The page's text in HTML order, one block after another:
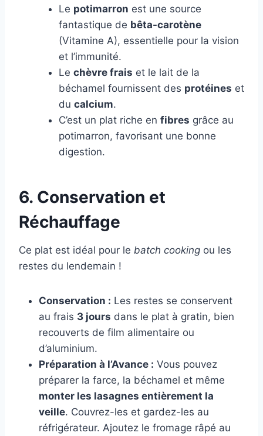
Le potimarron est une source
fantastique de bêta-carotène
(Vitamine A), essentielle pour la vision
et l’immunité.
Le chèvre frais et le lait de la
béchamel fournissent des protéines et
du calcium.
C’est un plat riche en fibres grâce au
potimarron, favorisant une bonne
digestion.
6. Conservation et
Réchauffage
Ce plat est idéal pour le batch cooking ou les
restes du lendemain !
Conservation : Les restes se conservent
au frais 3 jours dans le plat à gratin, bien
recouverts de film alimentaire ou
d’aluminium.
Préparation à l’Avance : Vous pouvez
préparer la farce, la béchamel et même
monter les lasagnes entièrement la
veille. Couvrez-les et gardez-les au
réfrigérateur. Ajoutez le fromage râpé au